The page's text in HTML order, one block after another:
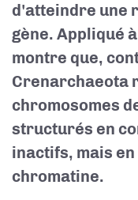
d'atteindre une
gène. Appliqué
montre que,
Crenarchaeota
chromosomes
structurés en
inactifs, mais
chromatine.